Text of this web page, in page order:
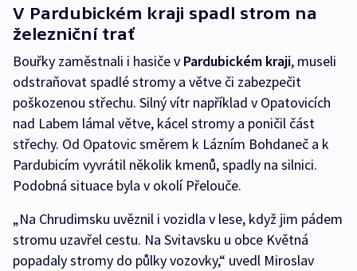
V Pardubickém kraji spadl strom na
železniční trať
Bouřky zaměstnali i hasiče v Pardubickém kraji, museli
odstraňovat spadlé stromy a větve či zabezpečit
poškozenou střechu. Silný vítr například v Opatovicích
nad Labem lámal větve, kácel stromy a poničil část
střechy. Od Opatovic směrem k Lázním Bohdaneč a k
Pardubicím vyvrátil několik kmenů, spadly na silnici.
Podobná situace byla v okolí Přelouče.
„Na Chrudimsku uvěznil i vozidla v lese, když jim pádem
stromu uzavřel cestu. Na Svitavsku u obce Květná
popadaly stromy do půlky vozovky,“ uvedl Miroslav